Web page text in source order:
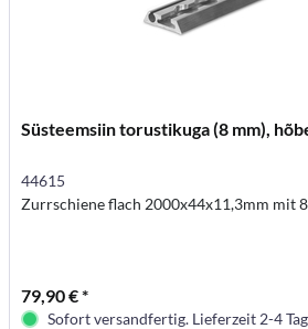
Süsteemsiin torustikuga (8 mm),
44615
Zurrschiene flach 2000x44x11,3mm mit
79,90 € *
Sofort versandfertig. Lieferzeit 2-4